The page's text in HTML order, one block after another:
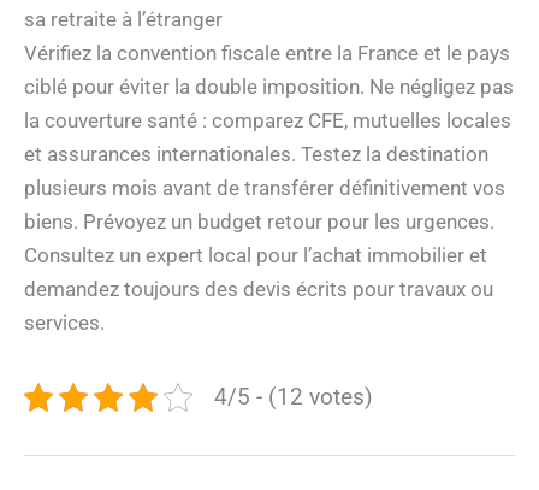
sa retraite à l’étranger
Vérifiez la convention fiscale entre la France et le pays
ciblé pour éviter la double imposition. Ne négligez pas
la couverture santé : comparez CFE, mutuelles locales
et assurances internationales. Testez la destination
plusieurs mois avant de transférer définitivement vos
biens. Prévoyez un budget retour pour les urgences.
Consultez un expert local pour l’achat immobilier et
demandez toujours des devis écrits pour travaux ou
services.
4/5 - (12 votes)